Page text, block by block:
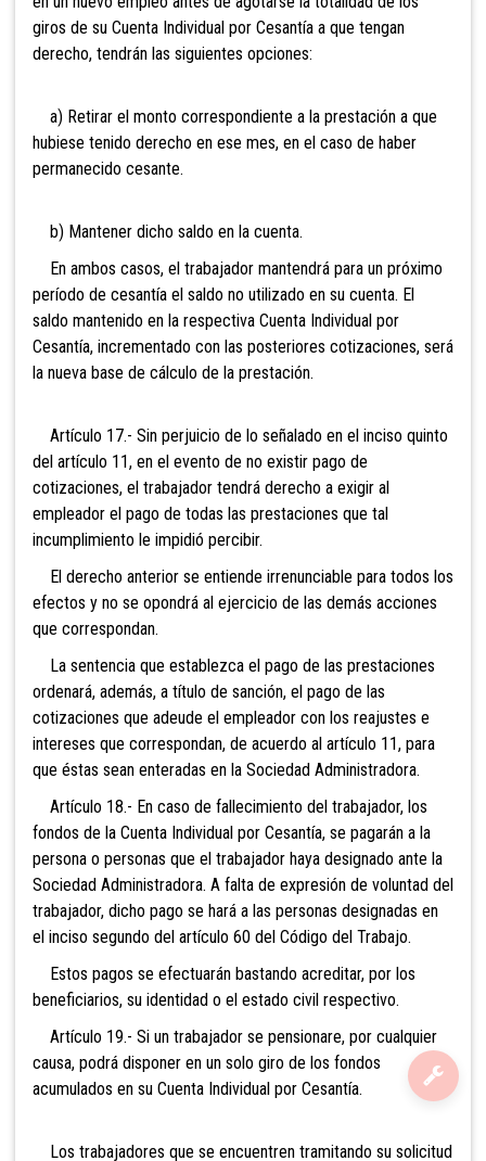
giros de su Cuenta Individual por Cesantía a que tengan
derecho, tendrán las siguientes opciones:
a) Retirar el monto correspondiente a la prestación a que
hubiese tenido derecho en ese mes, en el caso de haber
permanecido cesante.
b) Mantener dicho saldo en la cuenta.
En ambos casos, el trabajador mantendrá para un próximo
período de cesantía el saldo no utilizado en su cuenta. El
saldo mantenido en la respectiva Cuenta Individual por
Cesantía, incrementado con las posteriores cotizaciones, será
la nueva base de cálculo de la prestación.
Artículo 17.- Sin perjuicio de lo señalado en el inciso quinto
del artículo 11, en el evento de no existir pago de
cotizaciones, el trabajador tendrá derecho a exigir al
empleador el pago de todas las prestaciones que tal
incumplimiento le impidió percibir.
El derecho anterior se entiende irrenunciable para todos los
efectos y no se opondrá al ejercicio de las demás acciones
que correspondan.
La sentencia que establezca el pago de las prestaciones
ordenará, además, a título de sanción, el pago de las
cotizaciones que adeude el empleador con los reajustes e
intereses que correspondan, de acuerdo al artículo 11, para
que éstas sean enteradas en la Sociedad Administradora.
Artículo 18.- En caso de fallecimiento del trabajador, los
fondos de la Cuenta Individual por Cesantía, se pagarán a la
persona o personas que el trabajador haya designado ante la
Sociedad Administradora. A falta de expresión de voluntad del
trabajador, dicho pago se hará a las personas designadas en
el inciso segundo del artículo 60 del Código del Trabajo.
Estos pagos se efectuarán bastando acreditar, por los
beneficiarios, su identidad o el estado civil respectivo.
Artículo 19.- Si un trabajador se pensionare, por cualquier
causa, podrá disponer en un solo giro de los fondos
acumulados en su Cuenta Individual por Cesantía.
Los trabajadores que se encuentren tramitando su solicitud